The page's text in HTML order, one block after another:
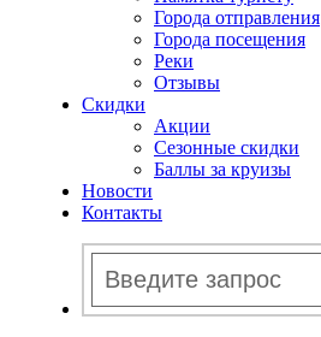
Города отправления
Города посещения
Реки
Отзывы
Скидки
Акции
Сезонные скидки
Баллы за круизы
Новости
Контакты